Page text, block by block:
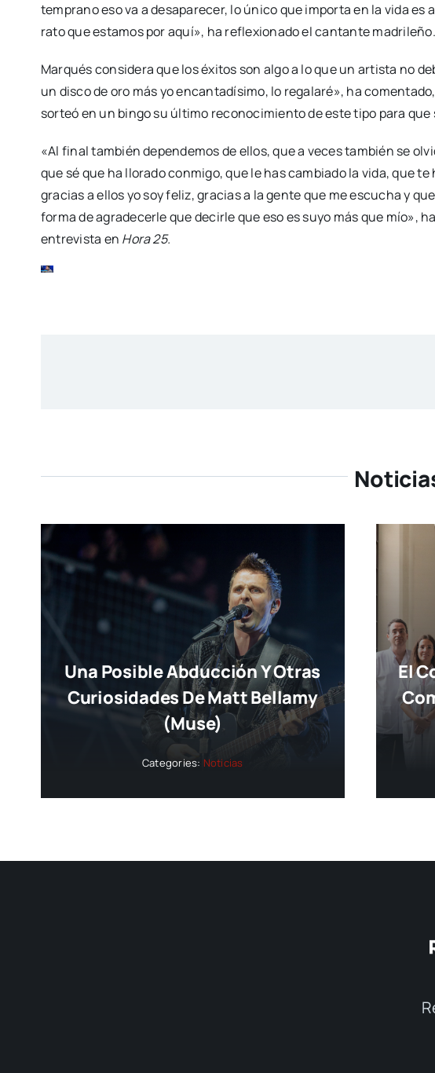
temprano eso va a desaparecer, lo único que importa en la vida es
rato que estamos por aquí», ha reflexionado el cantante madrileño.
Marqués considera que los éxitos son algo a lo que un artista no
un disco de oro más yo encantadísimo, lo regalaré», ha
sorteó en un bingo su último reconocimiento de este tipo para
«Al final también dependemos de ellos, que a veces también se
que sé que ha llorado conmigo, que le has cambiado la vida, que
gracias a ellos yo soy feliz, gracias a la gente que me escucha y
forma de agradecerle que decirle que eso es suyo más que mío»,
entrevista en Hora 25.
Una Posible Abducción Y Otras
Curiosidades De Matt Bellamy
(Muse)
Categories: Noticias
El